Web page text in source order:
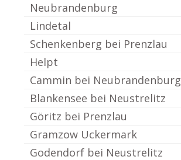
Neubrandenburg
Lindetal
Schenkenberg bei Prenzlau
Helpt
Cammin bei Neubrandenburg
Blankensee bei Neustrelitz
Göritz bei Prenzlau
Gramzow Uckermark
Godendorf bei Neustrelitz